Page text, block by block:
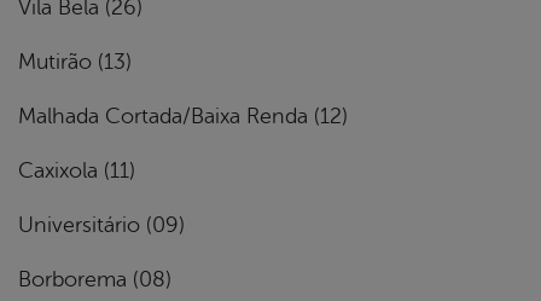
Vila Bela (26)
Mutirão (13)
Malhada Cortada/Baixa Renda (12)
Caxixola (11)
Universitário (09)
Borborema (08)